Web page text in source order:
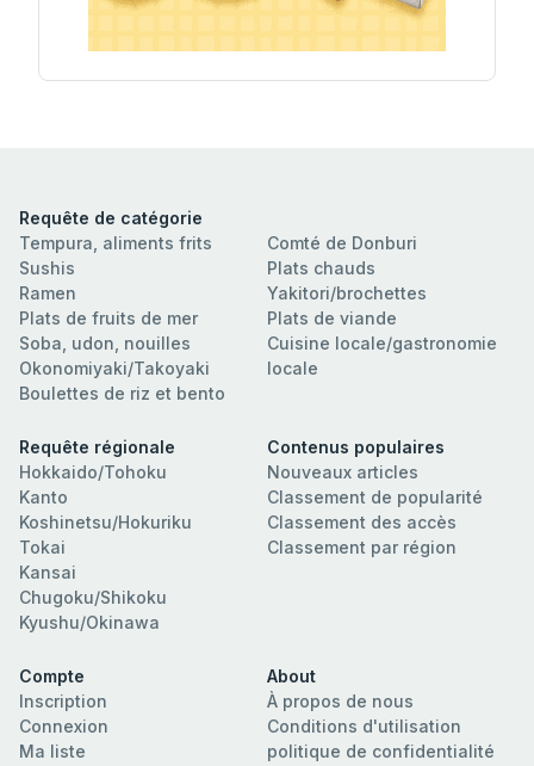
Requête de catégorie
Tempura, aliments frits
Sushis
Ramen
Plats de fruits de mer
Soba, udon, nouilles
Okonomiyaki/Takoyaki
Boulettes de riz et bento
Comté de Donburi
Plats chauds
Yakitori/brochettes
Plats de viande
Cuisine locale/gastronomie
locale
Requête régionale
Hokkaido/Tohoku
Kanto
Koshinetsu/Hokuriku
Tokai
Kansai
Chugoku/Shikoku
Kyushu/Okinawa
Contenus populaires
Nouveaux articles
Classement de popularité
Classement des accès
Classement par région
Compte
Inscription
Connexion
Ma liste
About
À propos de nous
Conditions d'utilisation
politique de confidentialité